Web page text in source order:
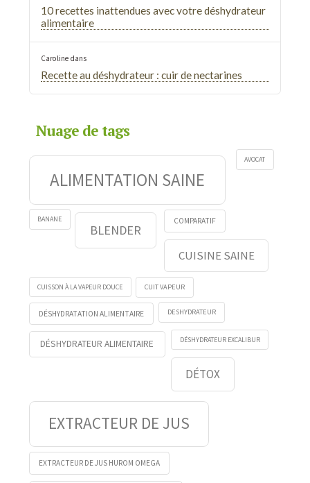
10 recettes inattendues avec votre déshydrateur
alimentaire
Carolinedans
Recette au déshydrateur : cuir de nectarines
Nuage de tags
ALIMENTATION SAINE
AVOCAT
BANANE
BLENDER
COMPARATIF
CUISINE SAINE
CUISSON À LA VAPEUR DOUCE CUIT VAPEUR
DÉSHYDRATATION ALIMENTAIRE DESHYDRATEUR
DÉSHYDRATEUR ALIMENTAIRE DÉSHYDRATEUR EXCALIBUR
DÉTOX
EXTRACTEUR DE JUS
EXTRACTEUR DE JUS HUROM OMEGA